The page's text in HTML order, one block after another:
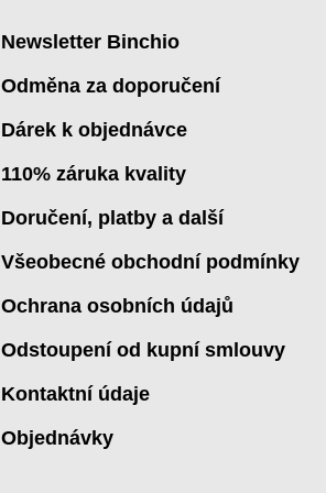
Newsletter Binchio
Odměna za doporučení
Dárek k objednávce
110% záruka kvality
Doručení, platby a další
Všeobecné obchodní podmínky
Ochrana osobních údajů
Odstoupení od kupní smlouvy
Kontaktní údaje
Objednávky